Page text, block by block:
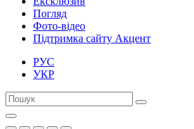
Погляд
Фото-відео
Підтримка сайту Акцент
РУС
УКР